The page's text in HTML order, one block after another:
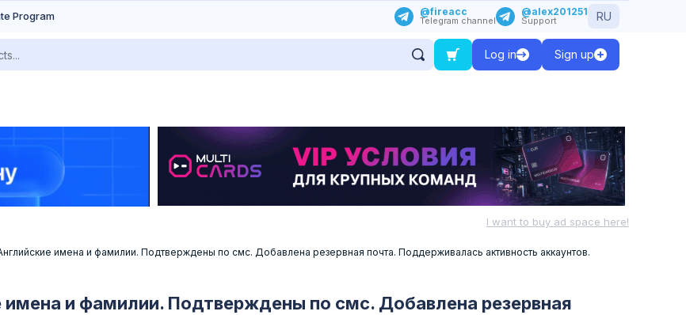
Program @fireacc
Telegram channel
@alex201251
Support RU
Log in Sign up
I want to buy ad space here!
имена и фамилии. Подтверждены по смс. Добавлена резервная почта. Поддерживалась активность аккаунтов.
и фамилии. Подтверждены по смс. Добавлена резервная